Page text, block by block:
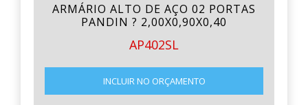
ARMÁRIO ALTO DE AÇO 02 PORTAS
PANDIN ? 2,00X0,90X0,40
AP402SL
INCLUIR NO ORÇAMENTO